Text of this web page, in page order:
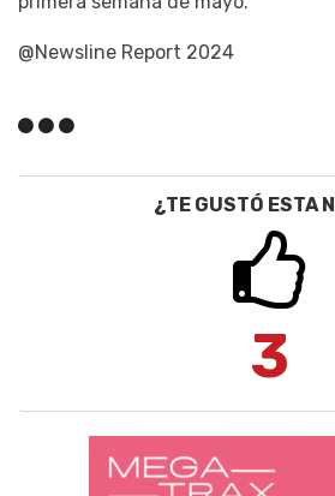
@Newsline Report 2024
¿TE GUSTÓ ESTA
3